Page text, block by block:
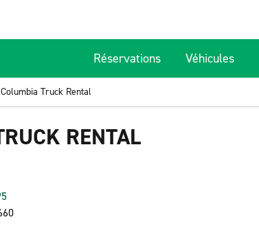
Réservations Véhicules
Columbia Truck Rental
RENTAL